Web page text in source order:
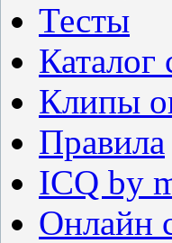
Тесты
Каталог
Клипы
Правила
ICQ by
Онлайн